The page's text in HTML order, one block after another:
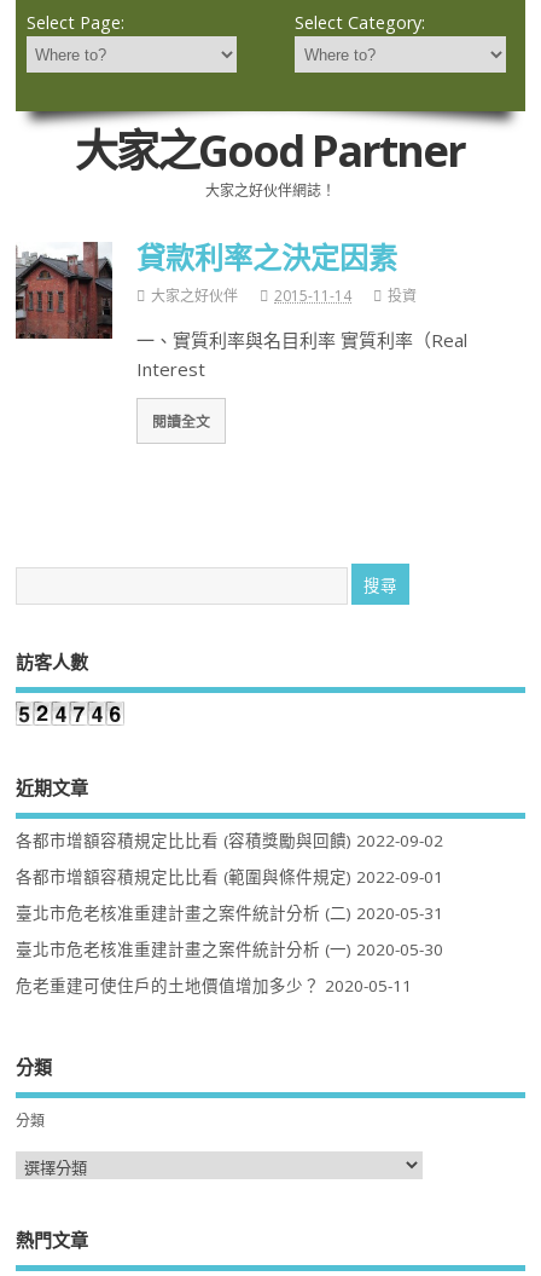
Select Page: Select Category:
大家之Good Partner
大家之好伙伴網誌！
貸款利率之決定因素
大家之好伙伴 2015-11-14 投資
一、實質利率與名目利率 實質利率（Real
Interest
閱讀全文
訪客人數
近期文章
各都市增額容積規定比比看 (容積獎勵與回饋) 2022-09-02
各都市增額容積規定比比看 (範圍與條件規定) 2022-09-01
臺北市危老核准重建計畫之案件統計分析 (二) 2020-05-31
臺北市危老核准重建計畫之案件統計分析 (一) 2020-05-30
危老重建可使住戶的土地價值增加多少？ 2020-05-11
分類
分類
熱門文章